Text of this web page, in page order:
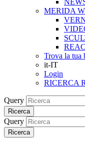
MERIDA
Trova la tua
it-IT
Login
RICERCA
Query
Ricerca
Query
Ricerca